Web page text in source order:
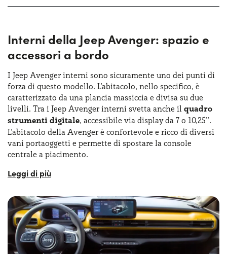
Interni della Jeep Avenger: spazio e
accessori a bordo
I Jeep Avenger interni sono sicuramente uno dei punti di
forza di questo modello. L’abitacolo, nello specifico, è
caratterizzato da una plancia massiccia e divisa su due
livelli. Tra i Jeep Avenger interni svetta anche il quadro
strumenti digitale, accessibile via display da 7 o 10,25’’.
L’abitacolo della Avenger è confortevole e ricco di diversi
vani portaoggetti e permette di spostare la console
centrale a piacimento.
Gli interni di questo modello sono ricchi di dettagli
alla funzione massaggio, tutto per migliorare il comfort a
bordo.Gli interni della Jeep Avengersono un mix di
modernità, comfort e funzionalità. Nonostante le
dimensioni compatte,l’abitacolo è ben organizzato,
offrendo un eccellente spazio per i passeggeri sia anteriori